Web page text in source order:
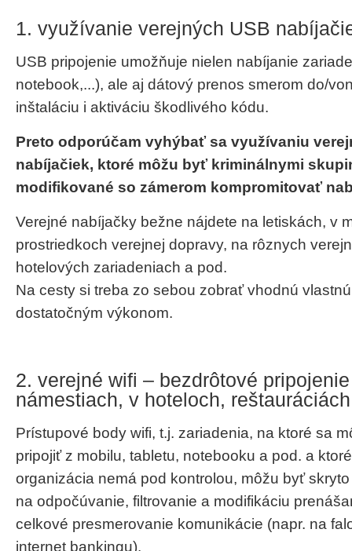
1. využívanie verejných USB
USB pripojenie umožňuje nielen nabíjanie
notebook,...), ale aj dátový prenos smerom do/
inštaláciu i aktiváciu škodlivého kódu.
Preto odporúčam vyhýbať sa využívaniu
nabíjačiek, ktoré môžu byť kriminálnymi
modifikované so zámerom kompromitovať
Verejné nabíjačky bežne nájdete na letiskách, v
prostriedkoch verejnej dopravy, na rôznych
hotelových zariadeniach a pod.
Na cesty si treba zo sebou zobrať vhodnú
dostatočným výkonom.
2. verejné wifi – bezdrôtové
námestiach, v hoteloch,
Prístupové body wifi, t.j. zariadenia, na ktoré sa
pripojiť z mobilu, tabletu, notebooku a pod. a
organizácia nemá pod kontrolou, môžu byť
na odpočúvanie, filtrovanie a modifikáciu
celkové presmerovanie komunikácie (napr. na
internet bankingu).